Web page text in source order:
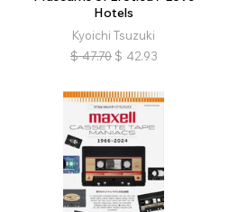
Hotels
Kyoichi Tsuzuki
$ 47.70 $ 42.93